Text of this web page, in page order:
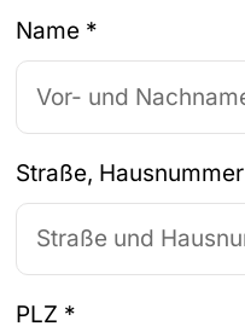
Name *
Straße, Hausnummer
PLZ *